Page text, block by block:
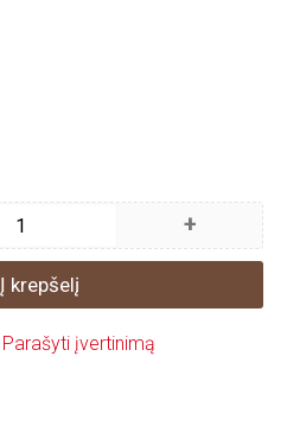
+
Į krepšelį
Parašyti įvertinimą